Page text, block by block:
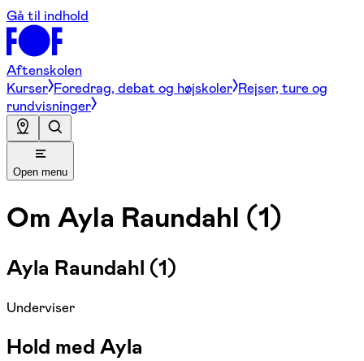
Gå til indhold
Aftenskolen
Kurser Foredrag, debat og højskoler Rejser, ture og
rundvisninger
Open menu
Om Ayla Raundahl (1)
Ayla Raundahl (1)
Underviser
Hold med Ayla